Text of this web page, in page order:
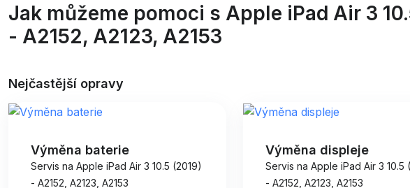
Jak můžeme pomoci s Apple iPad Air 3
- A2152, A2123, A2153
Nejčastější opravy
Výměna baterie
Servis na Apple iPad Air 3 10.5 (2019)
- A2152, A2123, A2153
Výměna displeje
Servis na Apple iPad Air 3 10.5
- A2152, A2123, A2153